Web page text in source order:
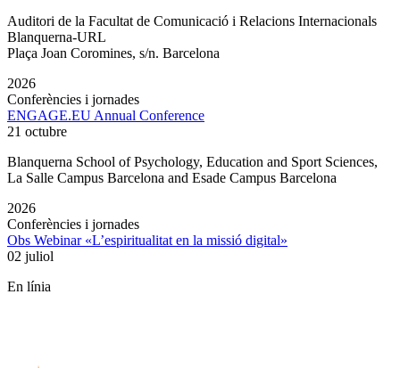
Auditori de la Facultat de Comunicació i Relacions Internacionals
Blanquerna-URL
Plaça Joan Coromines, s/n. Barcelona
2026
Conferències i jornades
ENGAGE.EU Annual Conference
21 octubre
Blanquerna School of Psychology, Education and Sport Sciences,
La Salle Campus Barcelona and Esade Campus Barcelona
2026
Conferències i jornades
Obs Webinar «L’espiritualitat en la missió digital»
02 juliol
En línia